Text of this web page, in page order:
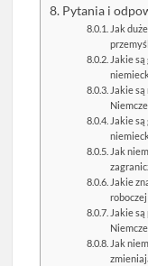
Pytania i
Jak
Jakie
Jakie
Jakie
Jak
Jakie
Jakie
Jak